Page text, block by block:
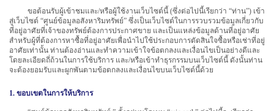
ขอต้อนรับผู้เข้าชมและ/หรือผู้ใช้งานเว็บไซต์นี้ (ซึ่งต่อไปนี้เรียกว่า “ท่าน”) เข้า
สู่เว็บไซต์ “ศูนย์ข้อมูลอสังหาริมทรัพย์” ซึ่งเป็นเว็บไซต์ในการรวบรวมข้อมูลเกี่ยวกับ
ที่อยู่อาศัยที่เจ้าของทรัพย์ต้องการประกาศขาย และเป็นแหล่งข้อมูลด้านที่อยู่อาศัย
สำหรับผู้ที่ต้องการหาซื้อที่อยู่อาศัยเพื่อนำไปใช้ประกอบการตัดสินใจซื้อหรือเช่าที่อยู่
อาศัยเท่านั้น ท่านต้องอ่านและทำความเข้าใจข้อตกลงและเงื่อนไขเป็นอย่างดีและ
โดยละเอียดถี่ถ้วนในการใช้บริการ และ/หรือเข้าทำธุรกรรมบนเว็บไซต์นี้ ดังนั้นท่าน
จะต้องยอมรับและผูกพันตามข้อตกลงและเงื่อนไขบนเว็บไซต์นี้ด้วย
1. ขอบเขตในการให้บริการ